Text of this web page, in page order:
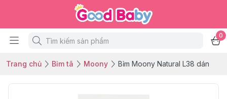
0
Trang chủ Bỉm tã Moony Bỉm Moony Natural L38 dán